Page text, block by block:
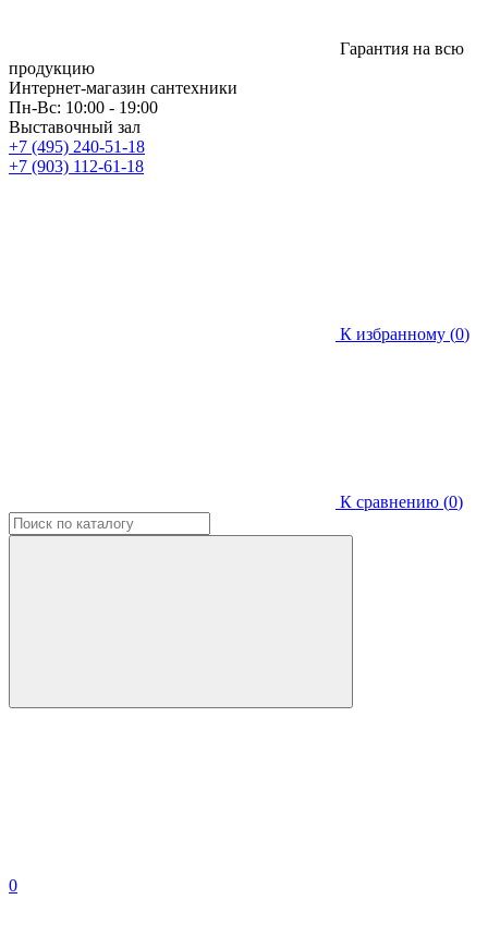
Гарантия на всю
продукцию
Интернет-магазин сантехники
Пн-Вс: 10:00 - 19:00
Выставочный зал
+7 (495) 240-51-18
+7 (903) 112-61-18
К избранному (0)
К сравнению (0)
0